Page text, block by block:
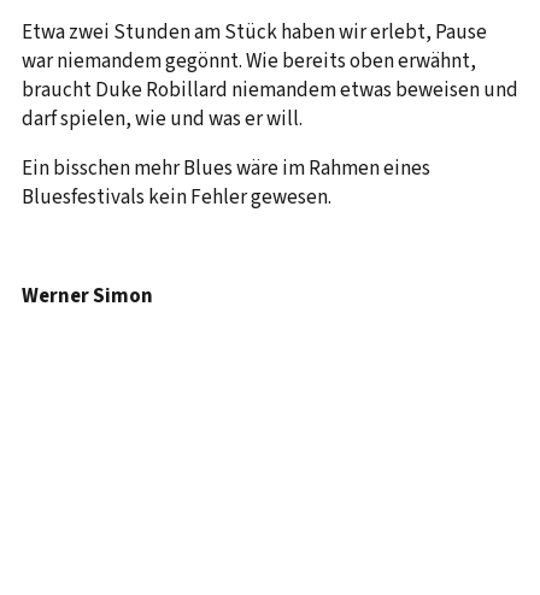
Etwa zwei Stunden am Stück haben wir erlebt, Pause
war niemandem gegönnt. Wie bereits oben erwähnt,
braucht Duke Robillard niemandem etwas beweisen und
darf spielen, wie und was er will.
Ein bisschen mehr Blues wäre im Rahmen eines
Bluesfestivals kein Fehler gewesen.
Werner Simon